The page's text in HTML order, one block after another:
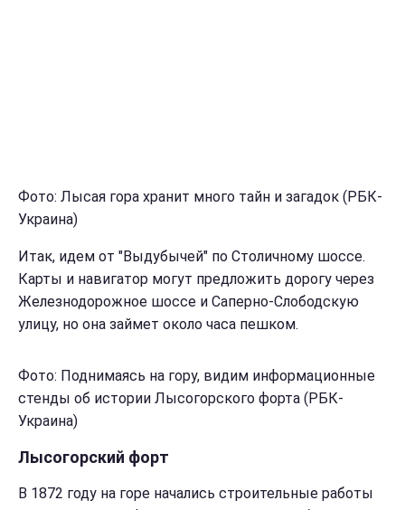
Фото: Лысая гора хранит много тайн и загадок (РБК-
Украина)
Итак, идем от "Выдубычей" по Столичному шоссе.
Карты и навигатор могут предложить дорогу через
Железнодорожное шоссе и Саперно-Слободскую
улицу, но она займет около часа пешком.
Фото: Поднимаясь на гору, видим информационные
стенды об истории Лысогорского форта (РБК-
Украина)
Лысогорский форт
В 1872 году на горе начались строительные работы